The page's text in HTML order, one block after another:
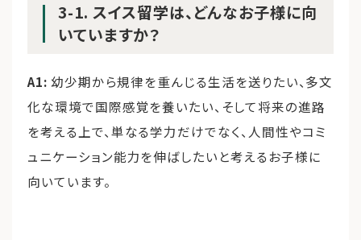
3-1. スイス留学は、どんなお子様に向
いていますか？
A1: 幼少期から規律を重んじる生活を送りたい、多文
化な環境で国際感覚を養いたい、そして将来の進路
を考える上で、単なる学力だけでなく、人間性やコミ
ュニケーション能力を伸ばしたいと考えるお子様に
向いています。